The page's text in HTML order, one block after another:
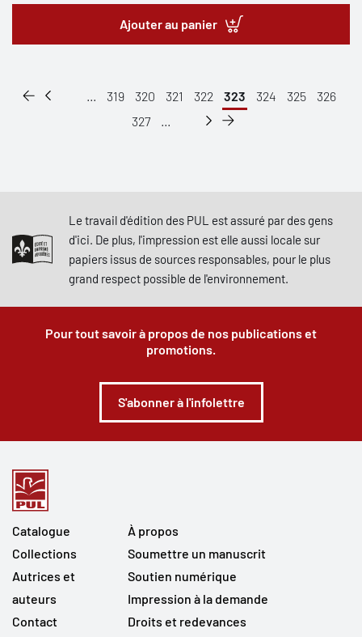
Ajouter au panier
... 319 320 321 322 323 324 325
326
327
...
Le travail d'édition des PUL est assuré par des gens
d'ici. De plus, l'impression est elle aussi locale sur
papiers issus de sources responsables, pour le plus
grand respect possible de l'environnement.
Pour tout savoir à propos de nos publications et
promotions.
S'abonner à l'infolettre
Catalogue
Collections
Autrices et
auteurs
Contact
À propos
Soumettre un manuscrit
Soutien numérique
Impression à la demande
Droits et redevances